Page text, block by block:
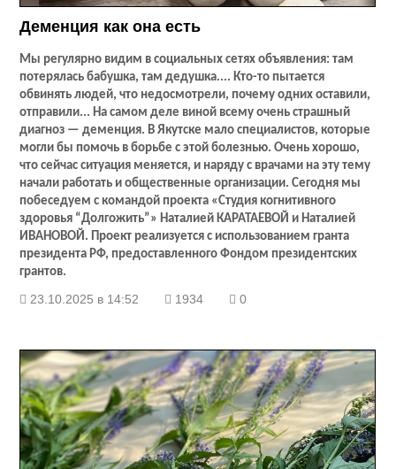
Деменция как она есть
Мы регулярно видим в социальных сетях объявления: там
потерялась бабушка, там дедушка.... Кто-то пытается
обвинять людей, что недосмотрели, почему одних оставили,
отправили... На самом деле виной всему очень страшный
диагноз — деменция. В Якутске мало специалистов, которые
могли бы помочь в борьбе с этой болезнью. Очень хорошо,
что сейчас ситуация меняется, и наряду с врачами на эту тему
начали работать и общественные организации. Сегодня мы
побеседуем с командой проекта «Студия когнитивного
здоровья “Долгожить”» Наталией КАРАТАЕВОЙ и Наталией
ИВАНОВОЙ. Проект реализуется с использованием гранта
президента РФ, предоставленного Фондом президентских
грантов.
23.10.2025 в 14:52 1934 0